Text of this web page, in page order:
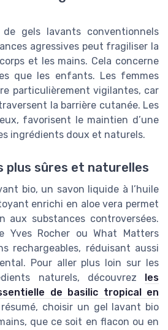
de gels lavants conventionnels
agressives peut fragiliser la
et les mains. Cela concerne
que les enfants. Les femmes
particulièrement vigilantes, car
la barrière cutanée. Les
favorisent le maintien d’une
ingrédients doux et naturels.
plus sûres et naturelles
bio, un savon liquide à l’huile
enrichi en aloe vera permet
aux substances controversées.
Yves Rocher ou What Matters
rechargeables, réduisant aussi
Pour aller plus loin sur les
naturels, découvrez
les
de basilic tropical en
choisir un gel lavant bio
que ce soit en flacon ou en